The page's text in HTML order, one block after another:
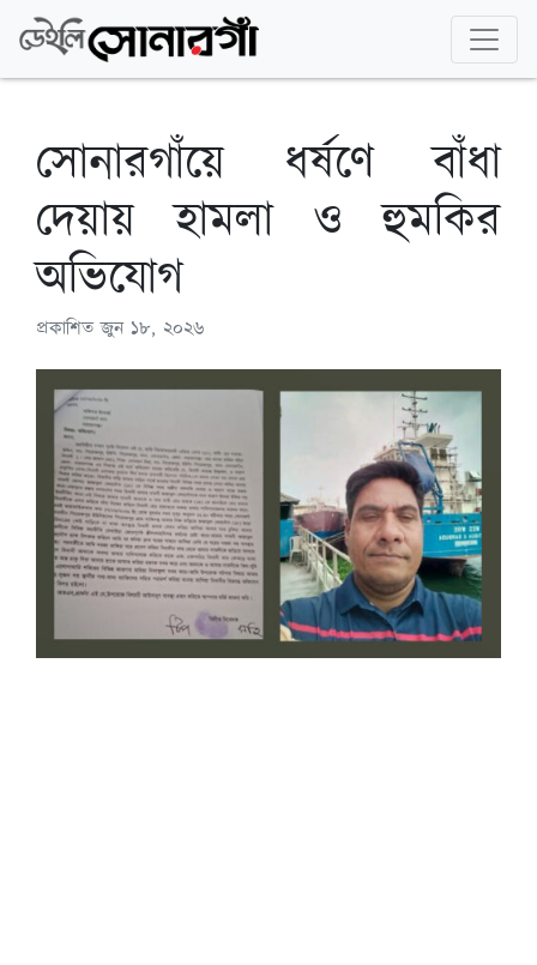
সোনারগাঁয়ে ধর্ষণে বাঁধা
দেয়ায় হামলা ও হুমকির
অভিযোগ
প্রকাশিতজুন ১৮, ২০২৬